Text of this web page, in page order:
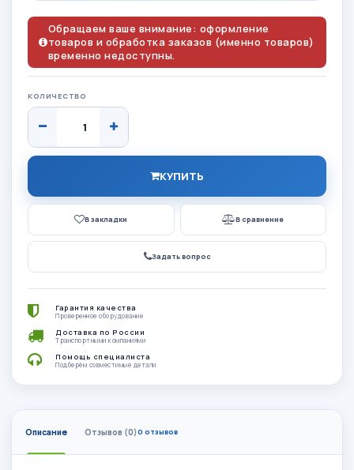
Обращаем ваше внимание: оформление
товаров и обработка заказов (именно товаров)
временно недоступны.
КОЛИЧЕСТВО
КУПИТЬ
В закладки В сравнение
Задать вопрос
Гарантия качества
Проверенное оборудование
Доставка по России
Транспортными компаниями
Помощь специалиста
Подберём совместимые детали
Описание Отзывов (0)0 отзывов